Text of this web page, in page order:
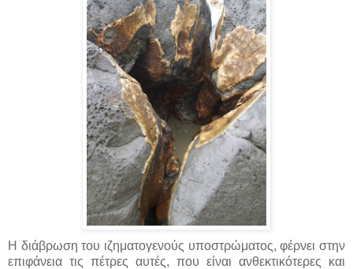
Η διάβρωση του ιζηματογενούς υποστρώματος, φέρνει στην
επιφάνεια τις πέτρες αυτές, που είναι ανθεκτικότερες και